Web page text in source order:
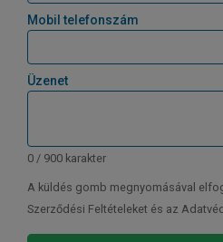
Mobil telefonszám
Üzenet
0 / 900 karakter
A küldés gomb megnyomásával
Szerződési Feltételeket és az